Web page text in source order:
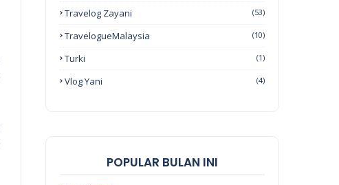
Travelog Zayani (53)
TravelogueMalaysia (10)
Turki (1)
Vlog Yani (4)
POPULAR BULAN INI